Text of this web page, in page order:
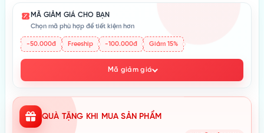
MÃ GIẢM GIÁ CHO BẠN
Chọn mã phù hợp để tiết kiệm hơn
-50.000đ Freeship -100.000đ Giảm 15%
Mã giảm giá
QUÀ TẶNG KHI MUA SẢN PHẨM